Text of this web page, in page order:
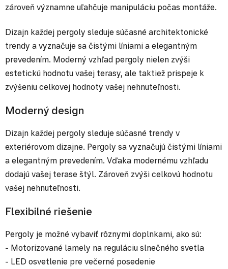
zároveň významne uľahčuje manipuláciu počas montáže.
Dizajn každej pergoly sleduje súčasné architektonické
trendy a vyznačuje sa čistými líniami a elegantným
prevedením. Moderný vzhľad pergoly nielen zvýši
estetickú hodnotu vašej terasy, ale taktiež prispeje k
zvýšeniu celkovej hodnoty vašej nehnuteľnosti.
Moderný design
Dizajn každej pergoly sleduje súčasné trendy v
exteriérovom dizajne. Pergoly sa vyznačujú čistými líniami
a elegantným prevedením. Vďaka modernému vzhľadu
dodajú vašej terase štýl. Zároveň zvýši celkovú hodnotu
vašej nehnuteľnosti.
Flexibilné riešenie
Pergoly je možné vybaviť rôznymi doplnkami, ako sú:
- Motorizované lamely na reguláciu slnečného svetla
- LED osvetlenie pre večerné posedenie